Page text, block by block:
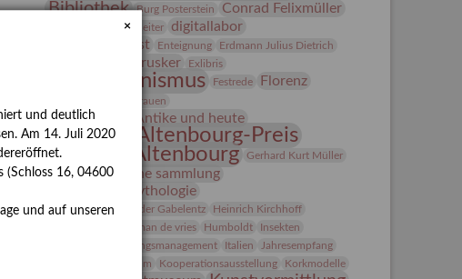
Bibliothek
Burg Posterstein Conrad Felixmüller
Der Blaue Reiter
digitallabor
Entartete Kunst
Enteignung
Erdmann Julius Dietrich
estrusker Exlibris
Expressionismus Festrede Florenz
frauen
Frauen in der Antike und heute
Gerhard-Altenbourg-Preis
Gerhard Altenbourg
Gerhard Kurt Müller
Grafik grafische sammlung
griechische Mythologie
Hanns-Conon von der Gabelentz Heinrich Kirchhoff
herman de vries Humboldt
Insekten
Integriertes Schädlingsmanagement
Italien
Jahresempfang
Kolosseum Kooperationsausstellung Korkmodelle
×
und deutlich
Am 14. Juli 2020
(Schloss 16, 04600
und auf unseren